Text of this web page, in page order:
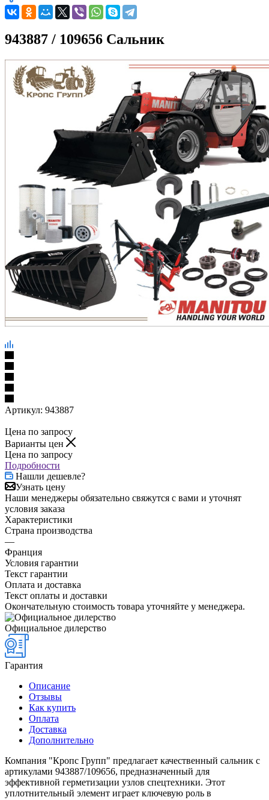
943887 / 109656 Сальник
Артикул: 943887
Цена по запросу
Варианты цен
Цена по запросу
Подробности
Нашли дешевле?
Узнать цену
Наши менеджеры обязательно свяжутся с вами и уточнят
условия заказа
Характеристики
Страна производства
—
Франция
Условия гарантии
Текст гарантии
Оплата и доставка
Текст оплаты и доставки
Окончательную стоимость товара уточняйте у менеджера.
Официальное дилерство
Гарантия
Описание
Отзывы
Как купить
Оплата
Доставка
Дополнительно
Компания "Кропс Групп" предлагает качественный сальник с
артикулами 943887/109656, предназначенный для
эффективной герметизации узлов спецтехники. Этот
уплотнительный элемент играет ключевую роль в